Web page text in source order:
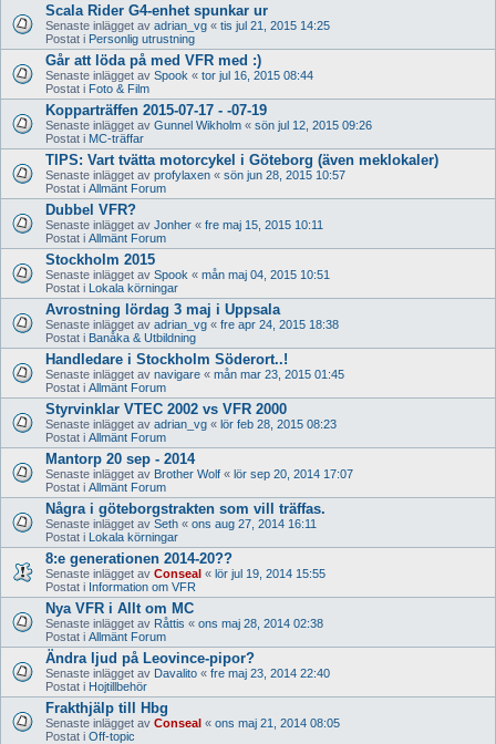
Scala Rider G4-enhet spunkar ur
Senaste inlägget av adrian_vg « tis jul 21, 2015 14:25
Postat i Personlig utrustning
Går att löda på med VFR med :)
Senaste inlägget av Spook « tor jul 16, 2015 08:44
Postat i Foto & Film
Kopparträffen 2015-07-17 - -07-19
Senaste inlägget av Gunnel Wikholm « sön jul 12, 2015 09:26
Postat i MC-träffar
TIPS: Vart tvätta motorcykel i Göteborg (även meklokaler)
Senaste inlägget av profylaxen « sön jun 28, 2015 10:57
Postat i Allmänt Forum
Dubbel VFR?
Senaste inlägget av Jonher « fre maj 15, 2015 10:11
Postat i Allmänt Forum
Stockholm 2015
Senaste inlägget av Spook « mån maj 04, 2015 10:51
Postat i Lokala körningar
Avrostning lördag 3 maj i Uppsala
Senaste inlägget av adrian_vg « fre apr 24, 2015 18:38
Postat i Banåka & Utbildning
Handledare i Stockholm Söderort..!
Senaste inlägget av navigare « mån mar 23, 2015 01:45
Postat i Allmänt Forum
Styrvinklar VTEC 2002 vs VFR 2000
Senaste inlägget av adrian_vg « lör feb 28, 2015 08:23
Postat i Allmänt Forum
Mantorp 20 sep - 2014
Senaste inlägget av Brother Wolf « lör sep 20, 2014 17:07
Postat i Allmänt Forum
Några i göteborgstrakten som vill träffas.
Senaste inlägget av Seth « ons aug 27, 2014 16:11
Postat i Lokala körningar
8:e generationen 2014-20??
Senaste inlägget av Conseal « lör jul 19, 2014 15:55
Postat i Information om VFR
Nya VFR i Allt om MC
Senaste inlägget av Råttis « ons maj 28, 2014 02:38
Postat i Allmänt Forum
Ändra ljud på Leovince-pipor?
Senaste inlägget av Davalito « fre maj 23, 2014 22:40
Postat i Hojtillbehör
Frakthjälp till Hbg
Senaste inlägget av Conseal « ons maj 21, 2014 08:05
Postat i Off-topic